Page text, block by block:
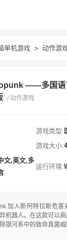
单机游戏 > 动作游
——多国语
/ 动作游戏
游戏类型:
游戏大小:
文,英文,多
运行环境:
加入新阿特拉斯危
机器人。在这款可以
银河系中的致命真菌威